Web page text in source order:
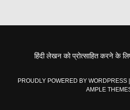
हिंदी लेखन को प्रोत्साहित करने के
PROUDLY POWERED BY WORDPRESS |
AMPLE